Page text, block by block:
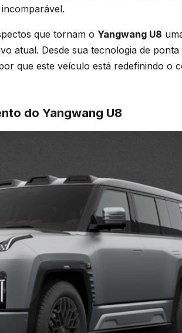
que tornam o Yangwang U8
atual. Desde sua tecnologia de ponta
que este veículo está redefinindo o
do Yangwang U8